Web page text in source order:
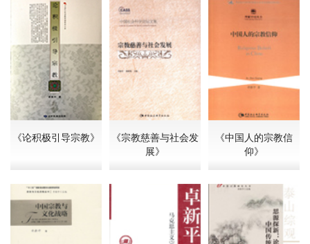
《论积极引导宗教》
《宗教慈善与社会发
展》
《中国人的宗教信
仰》